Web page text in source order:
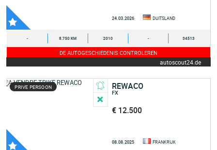
24.03.2026 DUITSLAND
- 8.750 KM 2010 - 34513
DE AUTOGESCHIEDENIS CONTROLEREN
autoscout24.de
PRIVE PERSOON REWACO
FX
€ 12.500
08.08.2025 FRANKRIJK